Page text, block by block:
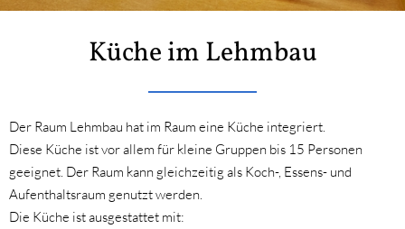
Küche im Lehmbau
Der Raum Lehmbau hat im Raum eine Küche integriert.
Diese Küche ist vor allem für kleine Gruppen bis 15 Personen
geeignet. Der Raum kann gleichzeitig als Koch-, Essens- und
Aufenthaltsraum genutzt werden.
Die Küche ist ausgestattet mit: